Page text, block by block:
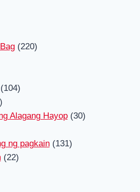
220220
104104
produkto
Alagang Hayop 3030
ng pagkain 131131
2222